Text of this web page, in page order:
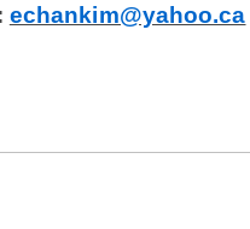
echankim@yahoo.ca